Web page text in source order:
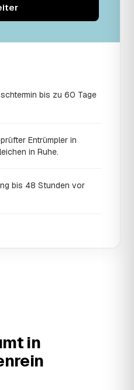
bis zu 60 Tage
Entrümpler in
in Ruhe.
bis 48 Stunden vor
in